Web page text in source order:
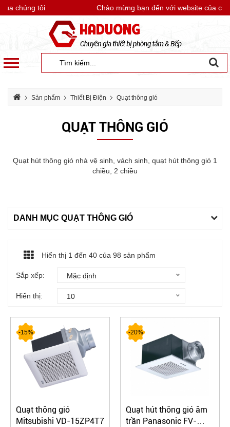
chúng tôi Chào mừng bạn đến với website của chúng
Sản phẩm Thiết Bị Điện Quạt thông gió
QUẠT THÔNG GIÓ
Quạt hút thông gió nhà vệ sinh, vách sinh, quạt hút thông gió 1
chiều, 2 chiều
DANH MỤC QUẠT THÔNG GIÓ
Hiển thị 1 đến 40 của 98 sản phẩm
Sắp xếp: Mặc định
Hiển thị: 10
-15%
Quạt thông gió
Mitsubishi VD-15ZP4T7
-20%
Quạt hút thông gió âm
trần Panasonic FV-